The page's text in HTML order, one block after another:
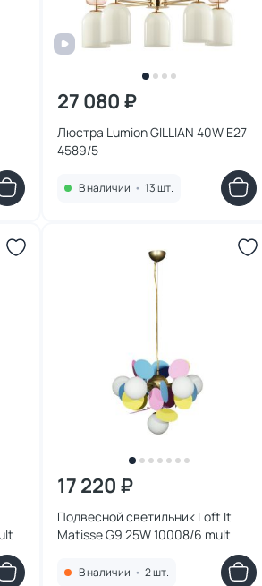
27 080 ₽
Люстра Lumion GILLIAN 40W E27
4589/5
В наличии • 13 шт.
17 220 ₽
Подвесной светильник Loft It
Matisse G9 25W 10008/6 mult
В наличии • 2 шт.